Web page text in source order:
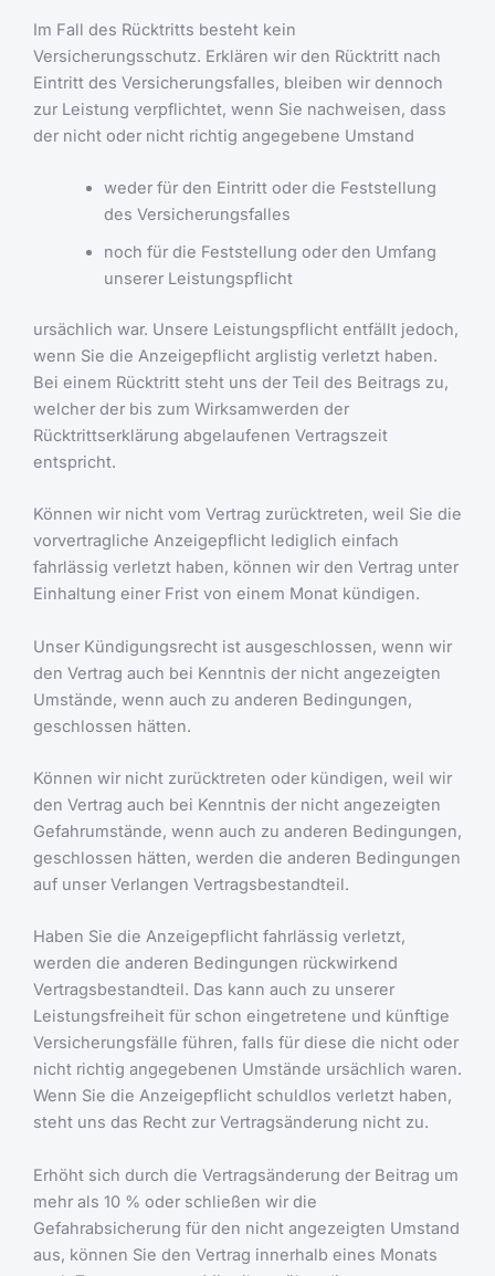
Im Fall des Rücktritts besteht kein
Versicherungsschutz. Erklären wir den Rücktritt nach
Eintritt des Versicherungsfalles, bleiben wir dennoch
zur Leistung verpflichtet, wenn Sie nachweisen, dass
der nicht oder nicht richtig angegebene Umstand
weder für den Eintritt oder die Feststellung
des Versicherungsfalles
noch für die Feststellung oder den Umfang
unserer Leistungspflicht
ursächlich war. Unsere Leistungspflicht entfällt jedoch,
wenn Sie die Anzeigepflicht arglistig verletzt haben.
Bei einem Rücktritt steht uns der Teil des Beitrags zu,
welcher der bis zum Wirksamwerden der
Rücktrittserklärung abgelaufenen Vertragszeit
entspricht.
Können wir nicht vom Vertrag zurücktreten, weil Sie die
vorvertragliche Anzeigepflicht lediglich einfach
fahrlässig verletzt haben, können wir den Vertrag unter
Einhaltung einer Frist von einem Monat kündigen.
Unser Kündigungsrecht ist ausgeschlossen, wenn wir
den Vertrag auch bei Kenntnis der nicht angezeigten
Umstände, wenn auch zu anderen Bedingungen,
geschlossen hätten.
Können wir nicht zurücktreten oder kündigen, weil wir
den Vertrag auch bei Kenntnis der nicht angezeigten
Gefahrumstände, wenn auch zu anderen Bedingungen,
geschlossen hätten, werden die anderen Bedingungen
auf unser Verlangen Vertragsbestandteil.
Haben Sie die Anzeigepflicht fahrlässig verletzt,
werden die anderen Bedingungen rückwirkend
Vertragsbestandteil. Das kann auch zu unserer
Leistungsfreiheit für schon eingetretene und künftige
Versicherungsfälle führen, falls für diese die nicht oder
nicht richtig angegebenen Umstände ursächlich waren.
Wenn Sie die Anzeigepflicht schuldlos verletzt haben,
steht uns das Recht zur Vertragsänderung nicht zu.
Erhöht sich durch die Vertragsänderung der Beitrag um
mehr als 10 % oder schließen wir die
Gefahrabsicherung für den nicht angezeigten Umstand
aus, können Sie den Vertrag innerhalb eines Monats